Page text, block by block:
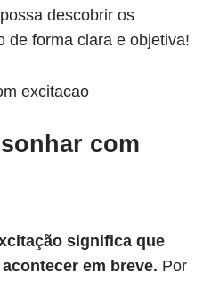
descobrir os
de forma clara e objetiva!
com
significa que
em breve. Por